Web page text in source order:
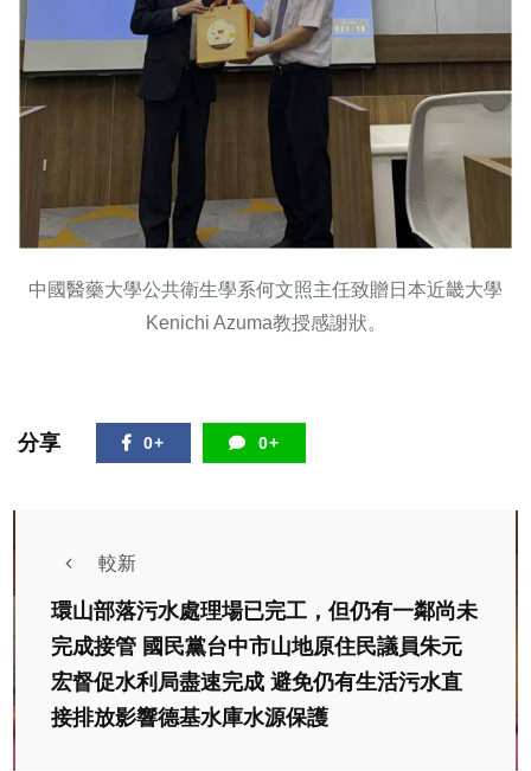
中國醫藥大學公共衛生學系何文照主任致贈日本近畿大學
Kenichi Azuma教授感謝狀。
分享 0+ 0+
較新
環山部落污水處理場已完工，但仍有一鄰尚未
完成接管 國民黨台中市山地原住民議員朱元
宏督促水利局盡速完成 避免仍有生活污水直
接排放影響德基水庫水源保護